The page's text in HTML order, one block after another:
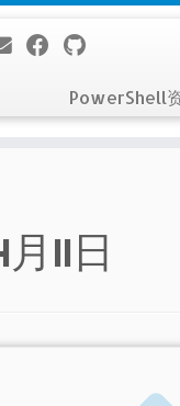
PowerShell
11日